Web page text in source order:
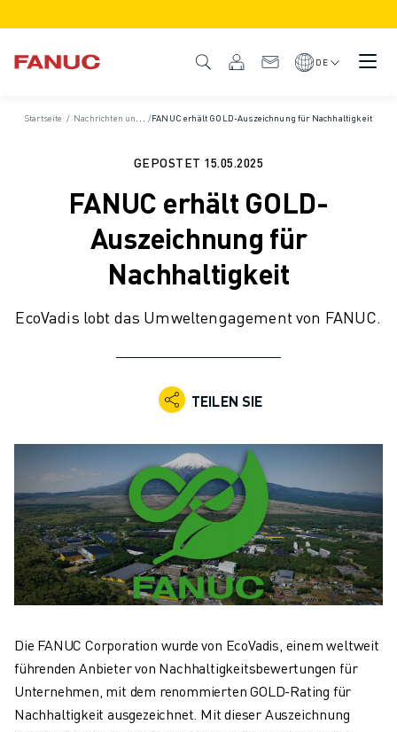
PRODUKTÜBERSICHT
CNC-FUNKTIONEN/OPTIONEN
SIMULATION - DIGITALER ZWILLING
CNC-NACHHALTIGKEIT
CNC-PRODUKTE FÜR DEN BILDUNGSBEREICH
RETROFIT LÖSUNGEN
ROBOTER-ZUBEHÖR
ROBOTER-SOFTWARE
SIMULATIONSSOFTWARE
ROBOTIK-PRODUKTE FÜR DEN BILDUNGSBEREICH
ROBOTER-AUTOMATISIERUNG
KOMPAKTE CNC-BEARBEITUNGSZENTREN
ROBODRILL KOMPAKTE CNC-BEARBEITUNGSZENTREN
ROBODRILL HARDWARE
ROBODRILL SOFTWARE
ROBODRILL VORBEUGENDE WARTUNG
DE
Startseite / Nachrichten und Medien / News und Pressemitteilungen/
/FANUC erhält GOLD-Auszeichnung für Nachhaltigkeit
GEPOSTET 15.05.2025
FANUC erhält GOLD-
Auszeichnung für
Nachhaltigkeit
EcoVadis lobt das Umweltengagement von FANUC.
TEILEN SIE
Die FANUC Corporation wurde von EcoVadis, einem weltweit
führenden Anbieter von Nachhaltigkeitsbewertungen für
Unternehmen, mit dem renommierten GOLD-Rating für
Nachhaltigkeit ausgezeichnet. Mit dieser Auszeichnung